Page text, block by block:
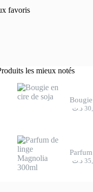
favoris
les mieux notés
د.ت
د.ت